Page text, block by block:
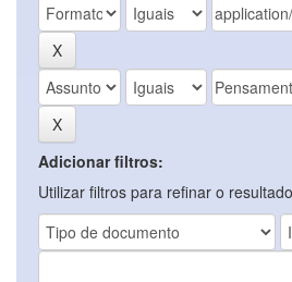
Adicionar filtros:
Utilizar filtros para refinar o